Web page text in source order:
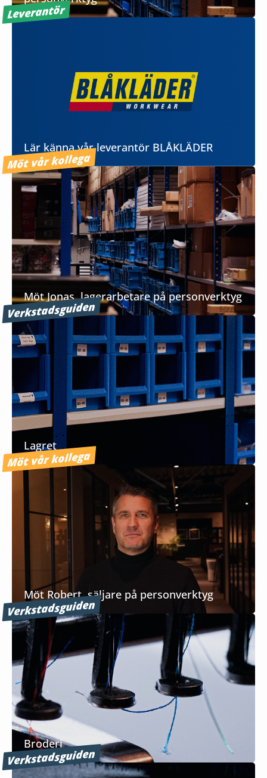
Leverantör
Lär känna vår leverantör BLÅKLÄDER
Möt vår kollega
Möt Jonas, lagerarbetare på personverktyg
Verkstadsguiden
Lagret
Möt vår kollega
Möt Robert, säljare på personverktyg
Verkstadsguiden
Broderi
Verkstadsguiden